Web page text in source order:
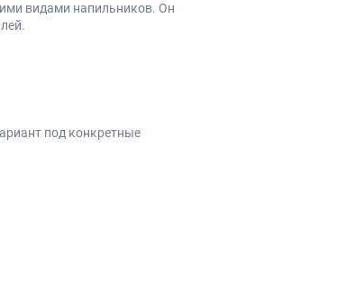
видами напильников. Он
под конкретные